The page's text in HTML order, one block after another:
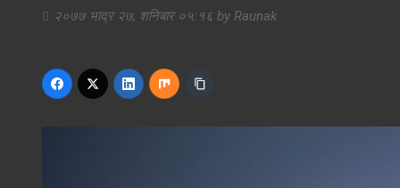
२०७७ भाद्र २७, शनिबार ०५:१६ by Raunak